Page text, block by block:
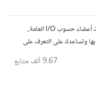
اطرح اسئلة مثيرة للتفكير وأجب على استفسارات أعضاء حسوب I/O العامة,
وتساعدك على التعرف على
9.67 ألف متابع